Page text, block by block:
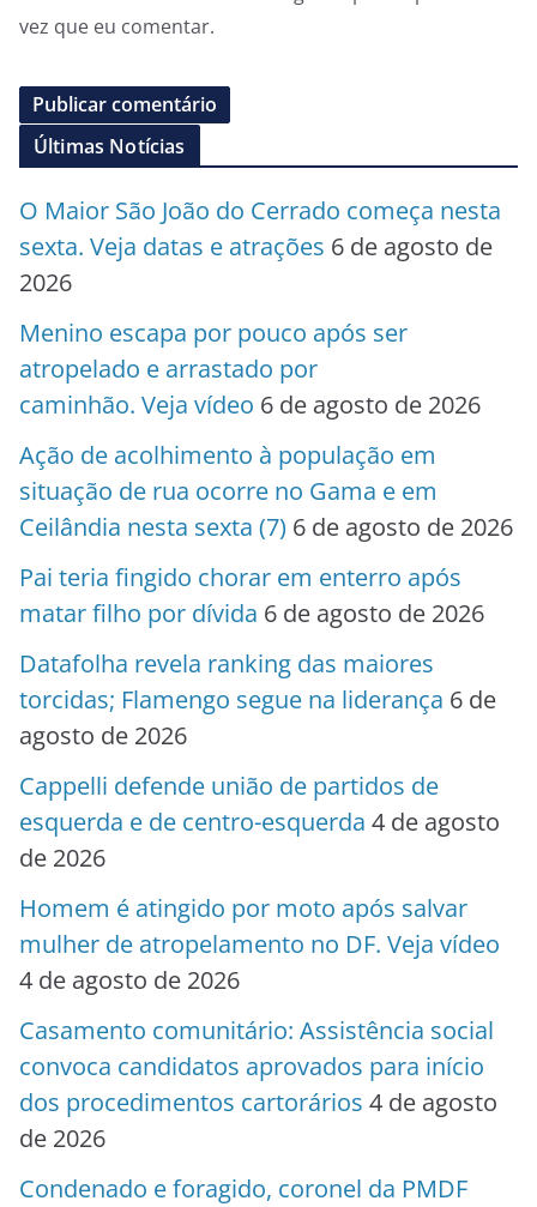
vez que eu comentar.
Últimas Notícias
O Maior São João do Cerrado começa nesta
sexta. Veja datas e atrações 6 de agosto de
2026
Menino escapa por pouco após ser
atropelado e arrastado por
caminhão. Veja vídeo 6 de agosto de 2026
Ação de acolhimento à população em
situação de rua ocorre no Gama e em
Ceilândia nesta sexta (7) 6 de agosto de 2026
Pai teria fingido chorar em enterro após
matar filho por dívida 6 de agosto de 2026
Datafolha revela ranking das maiores
torcidas; Flamengo segue na liderança 6 de
agosto de 2026
Cappelli defende união de partidos de
esquerda e de centro-esquerda 4 de agosto
de 2026
Homem é atingido por moto após salvar
mulher de atropelamento no DF. Veja vídeo
4 de agosto de 2026
Casamento comunitário: Assistência social
convoca candidatos aprovados para início
dos procedimentos cartorários 4 de agosto
de 2026
Condenado e foragido, coronel da PMDF